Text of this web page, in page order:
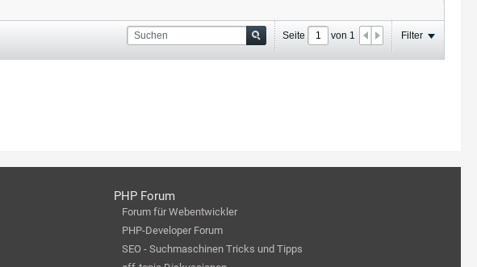
Seite von 1 Filter
PHP Forum
Forum für Webentwickler
PHP-Developer Forum
SEO - Suchmaschinen Tricks und Tipps